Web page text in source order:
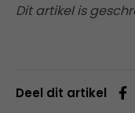
Dit artikel is
Deel dit artikel